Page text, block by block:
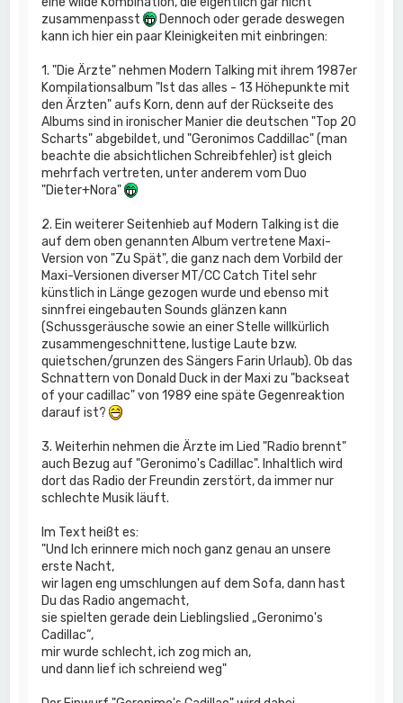
zusammenpasst
Dennoch oder gerade deswegen
kann ich hier ein paar Kleinigkeiten mit einbringen:
1. "Die Ärzte" nehmen Modern Talking mit ihrem 1987er
Kompilationsalbum "Ist das alles - 13 Höhepunkte mit
den Ärzten" aufs Korn, denn auf der Rückseite des
Albums sind in ironischer Manier die deutschen "Top 20
Scharts" abgebildet, und "Geronimos Caddillac" (man
beachte die absichtlichen Schreibfehler) ist gleich
mehrfach vertreten, unter anderem vom Duo
"Dieter+Nora"
2. Ein weiterer Seitenhieb auf Modern Talking ist die
auf dem oben genannten Album vertretene Maxi-
Version von "Zu Spät", die ganz nach dem Vorbild der
Maxi-Versionen diverser MT/CC Catch Titel sehr
künstlich in Länge gezogen wurde und ebenso mit
sinnfrei eingebauten Sounds glänzen kann
(Schussgeräusche sowie an einer Stelle willkürlich
zusammengeschnittene, lustige Laute bzw.
quietschen/grunzen des Sängers Farin Urlaub). Ob das
Schnattern von Donald Duck in der Maxi zu "backseat
of your cadillac" von 1989 eine späte Gegenreaktion
darauf ist?
3. Weiterhin nehmen die Ärzte im Lied "Radio brennt"
auch Bezug auf "Geronimo's Cadillac". Inhaltlich wird
dort das Radio der Freundin zerstört, da immer nur
schlechte Musik läuft.
Im Text heißt es:
"Und Ich erinnere mich noch ganz genau an unsere
erste Nacht,
wir lagen eng umschlungen auf dem Sofa, dann hast
Du das Radio angemacht,
sie spielten gerade dein Lieblingslied „Geronimo's
Cadillac“,
mir wurde schlecht, ich zog mich an,
und dann lief ich schreiend weg"